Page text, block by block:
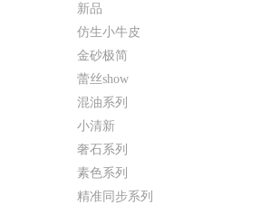
新品
仿生小牛皮
金砂极简
蕾丝show
混油系列
小清新
奢石系列
素色系列
精准同步系列